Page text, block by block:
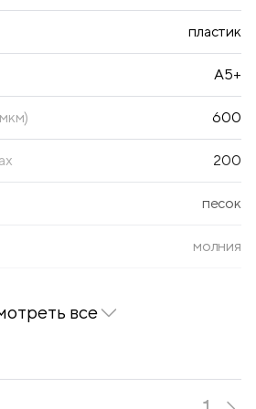
голубой градиент.
пластик
А5+
600
200
песок
молния
черный
все